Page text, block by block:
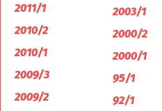
2011/1
2010/2
2010/1
2009/3
2009/2
2003/1
2000/2
2000/1
95/1
92/1